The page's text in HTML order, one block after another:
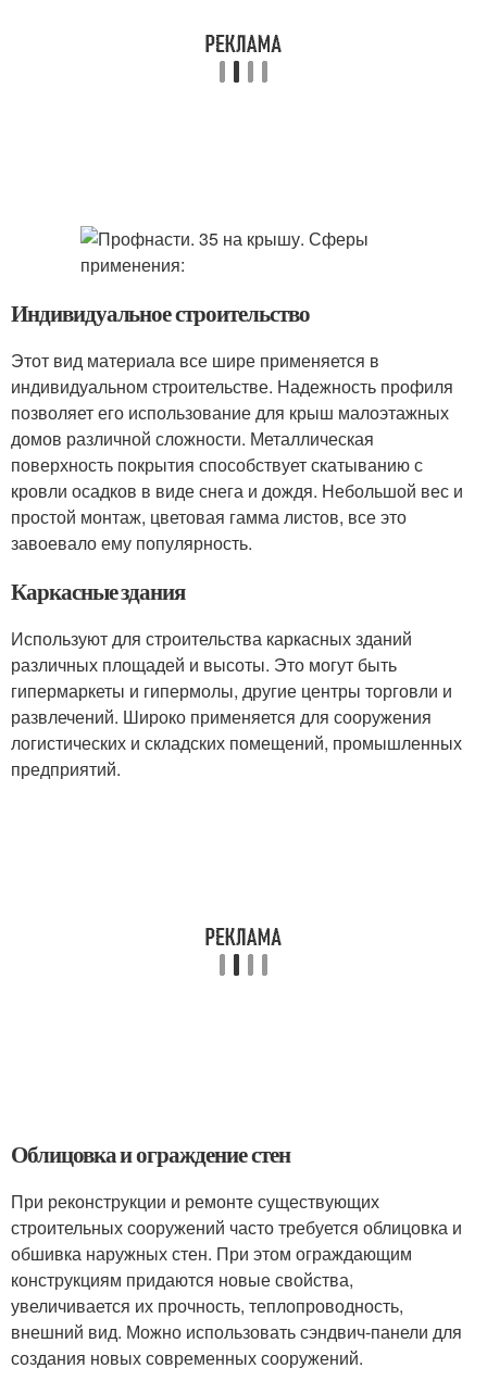
Индивидуальное строительство
Этот вид материала все шире применяется в
индивидуальном строительстве. Надежность профиля
позволяет его использование для крыш малоэтажных
домов различной сложности. Металлическая
поверхность покрытия способствует скатыванию с
кровли осадков в виде снега и дождя. Небольшой вес и
простой монтаж, цветовая гамма листов, все это
завоевало ему популярность.
Каркасные здания
Используют для строительства каркасных зданий
различных площадей и высоты. Это могут быть
гипермаркеты и гипермолы, другие центры торговли и
развлечений. Широко применяется для сооружения
логистических и складских помещений, промышленных
предприятий.
Облицовка и ограждение стен
При реконструкции и ремонте существующих
строительных сооружений часто требуется облицовка и
обшивка наружных стен. При этом ограждающим
конструкциям придаются новые свойства,
увеличивается их прочность, теплопроводность,
внешний вид. Можно использовать сэндвич-панели для
создания новых современных сооружений.